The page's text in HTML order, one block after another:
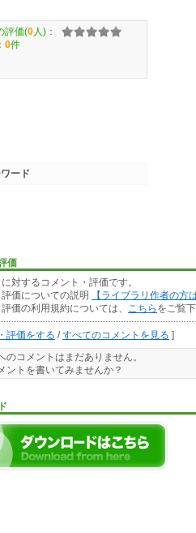
価
対するコメント・評価です。
価についての説明
【ライブラリ作者の方
価の利用規約については、
こちら をご覧下
評価をする /すべてのコメントを見る ]
のコメントはまだありません。
ントを書いてみませんか？
評価(0 人)：
0件
ード